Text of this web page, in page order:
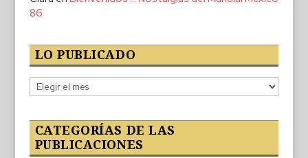
86
LO PUBLICADO
Lo
publicado
CATEGORÍAS DE LAS
PUBLICACIONES